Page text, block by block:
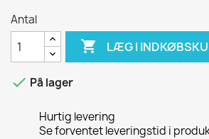
Antal
 LÆG I
 På lager
Hurtig levering
Se forventet leveringstid i